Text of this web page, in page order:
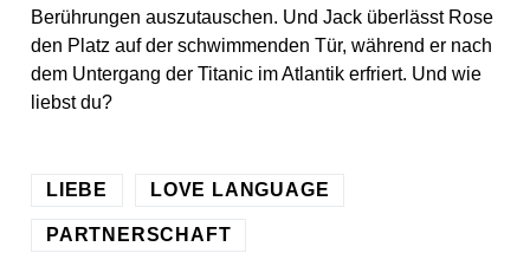
Berührungen auszutauschen. Und Jack überlässt Rose
den Platz auf der schwimmenden Tür, während er nach
dem Untergang der Titanic im Atlantik erfriert. Und wie
liebst du?
LIEBE LOVE LANGUAGE
PARTNERSCHAFT